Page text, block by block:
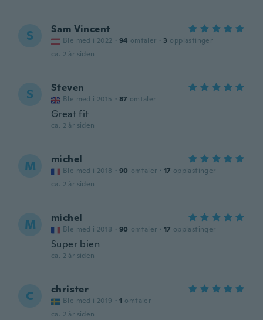
S Sam Vincent
Ble med i 2022 · 94 omtaler · 3 opplastinger
ca. 2 år siden
S Steven
Ble med i 2015 · 87 omtaler
Great fit
ca. 2 år siden
M michel
Ble med i 2018 · 90 omtaler · 17 opplastinger
ca. 2 år siden
M michel
Ble med i 2018 · 90 omtaler · 17 opplastinger
Super bien
ca. 2 år siden
C christer
Ble med i 2019 · 1 omtaler
ca. 2 år siden